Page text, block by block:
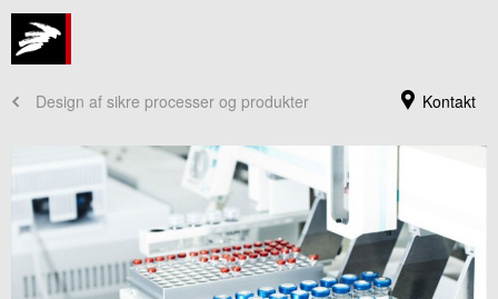
Kontakt
Design af sikre processer og produkter